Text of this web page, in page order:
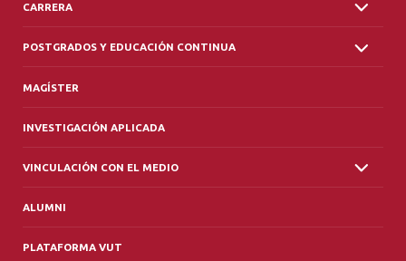
CARRERA
POSTGRADOS Y EDUCACIÓN CONTINUA
MAGÍSTER
INVESTIGACIÓN APLICADA
VINCULACIÓN CON EL MEDIO
ALUMNI
PLATAFORMA VUT